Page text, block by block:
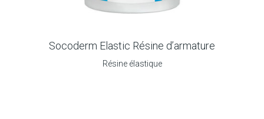
Socoderm Elastic Résine d’armature
Résine élastique